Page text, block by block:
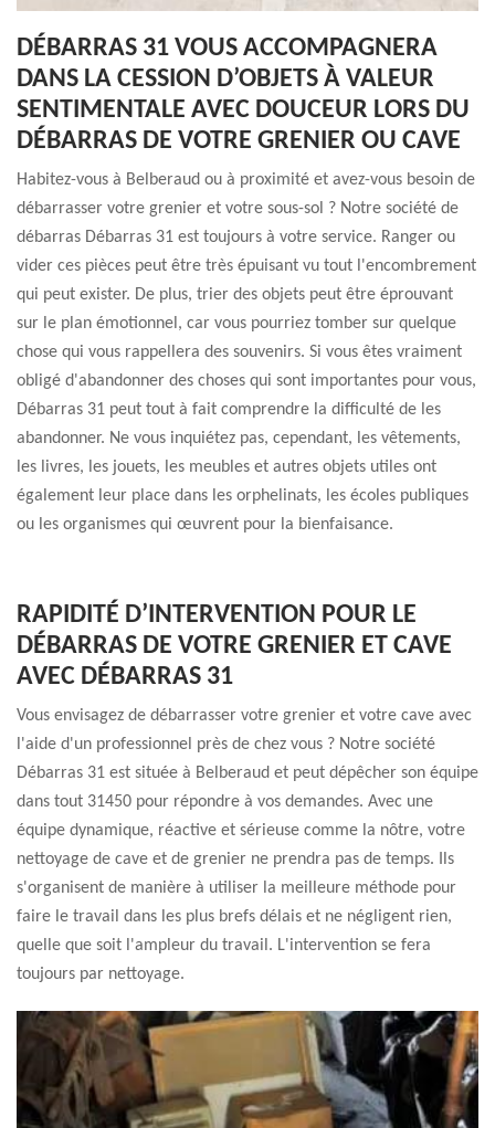
DÉBARRAS 31 VOUS ACCOMPAGNERA
DANS LA CESSION D’OBJETS À VALEUR
SENTIMENTALE AVEC DOUCEUR LORS DU
DÉBARRAS DE VOTRE GRENIER OU CAVE
Habitez-vous à Belberaud ou à proximité et avez-vous besoin de
débarrasser votre grenier et votre sous-sol ? Notre société de
débarras Débarras 31 est toujours à votre service. Ranger ou
vider ces pièces peut être très épuisant vu tout l'encombrement
qui peut exister. De plus, trier des objets peut être éprouvant
sur le plan émotionnel, car vous pourriez tomber sur quelque
chose qui vous rappellera des souvenirs. Si vous êtes vraiment
obligé d'abandonner des choses qui sont importantes pour vous,
Débarras 31 peut tout à fait comprendre la difficulté de les
abandonner. Ne vous inquiétez pas, cependant, les vêtements,
les livres, les jouets, les meubles et autres objets utiles ont
également leur place dans les orphelinats, les écoles publiques
ou les organismes qui œuvrent pour la bienfaisance.
RAPIDITÉ D’INTERVENTION POUR LE
DÉBARRAS DE VOTRE GRENIER ET CAVE
AVEC DÉBARRAS 31
Vous envisagez de débarrasser votre grenier et votre cave avec
l'aide d'un professionnel près de chez vous ? Notre société
Débarras 31 est située à Belberaud et peut dépêcher son équipe
dans tout 31450 pour répondre à vos demandes. Avec une
équipe dynamique, réactive et sérieuse comme la nôtre, votre
nettoyage de cave et de grenier ne prendra pas de temps. Ils
s'organisent de manière à utiliser la meilleure méthode pour
faire le travail dans les plus brefs délais et ne négligent rien,
quelle que soit l'ampleur du travail. L'intervention se fera
toujours par nettoyage.